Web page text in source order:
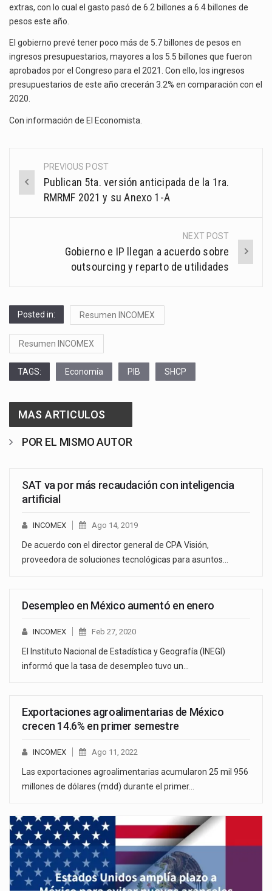
extras, con lo cual el gasto pasó de 6.2 billones a 6.4 billones de
pesos este año.
El gobierno prevé tener poco más de 5.7 billones de pesos en
ingresos presupuestarios, mayores a los 5.5 billones que fueron
aprobados por el Congreso para el 2021. Con ello, los ingresos
presupuestarios de este año crecerán 3.2% en comparación con el
2020.
Con información de El Economista
Post
navigation
PREVIOUS POST
Publican 5ta. versión anticipada de la 1ra.
RMRMF 2021 y su Anexo 1-A
NEXT POST
Gobierno e IP llegan a acuerdo sobre
outsourcing y reparto de utilidades
Posted in: Resumen INCOMEX
Resumen INCOMEX
TAGS: Economía PIB SHCP
MAS ARTICULOS
POR EL MISMO AUTOR
SAT va por más recaudación con inteligencia
artificial
INCOMEX Ago 14, 2019
De acuerdo con el director general de CPA Visión,
proveedora de soluciones tecnológicas para asuntos…
Desempleo en México aumentó en enero
INCOMEX Feb 27, 2020
El Instituto Nacional de Estadística y Geografía (INEGI)
informó que la tasa de desempleo tuvo un…
Exportaciones agroalimentarias de México
crecen 14.6% en primer semestre
INCOMEX Ago 11, 2022
Las exportaciones agroalimentarias acumularon 25 mil 956
millones de dólares (mdd) durante el primer…